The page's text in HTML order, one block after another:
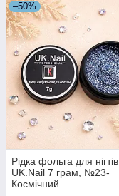
–50%
Рідка фольга для нігтів
UK.Nail 7 грам, №23-
Космічний